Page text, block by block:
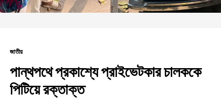
জাতীয়
পান্থপথে প্রকাশ্যে প্রাইভেটকার চালককে
পিটিয়ে রক্তাক্ত